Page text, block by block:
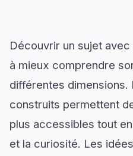
Découvrir un sujet
à mieux comprendre
différentes dimensions.
construits permettent
plus accessibles tout
et la curiosité. Les